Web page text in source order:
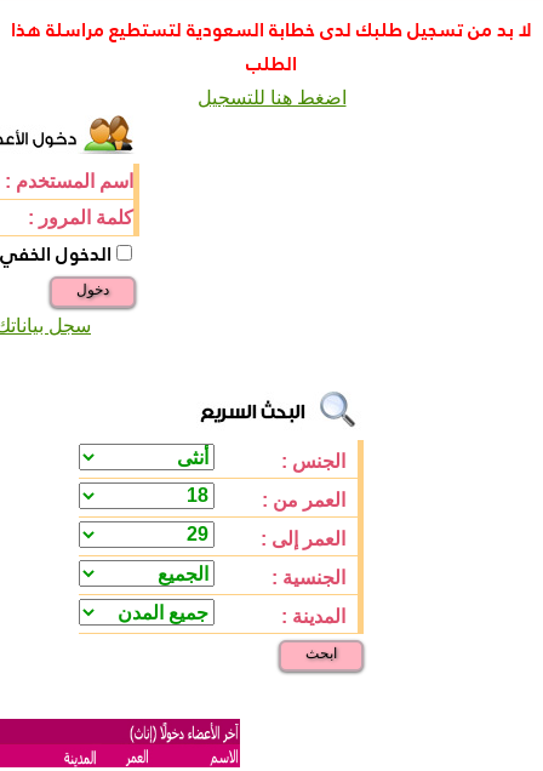
لا بد من تسجيل طلبك لدى خطابة السعودية لتستطيع مراسلة هذا
الطلب
اضغط هنا للتسجيل
اسم المستخدم :
كلمة المرور :
الدخول الخفي
دخول
سجل
الجنس :
العمر من :
العمر إلى :
الجنسية :
المدينة :
ابحث